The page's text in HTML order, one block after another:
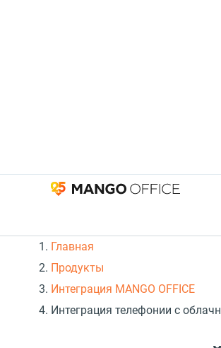
Главная
Продукты
Интеграция MANGO OFFICE
Интеграция телефонии с